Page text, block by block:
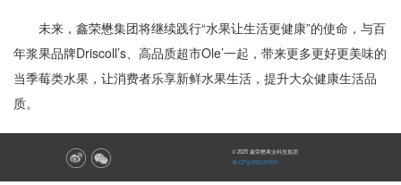
未来，鑫荣懋集团将继续践行“水果让生活更健康”的使命，与百
年浆果品牌Driscoll’s、高品质超市Ole’一起，带来更多更好更美味的
当季莓类水果，让消费者乐享新鲜水果生活，提升大众健康生活品
质。
© 2025 鑫荣懋果业科技集团
粤ICP备08024545号